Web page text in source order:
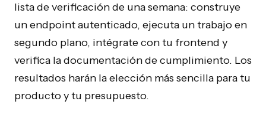
lista de verificación de una semana: construye
un endpoint autenticado, ejecuta un trabajo en
segundo plano, intégrate con tu frontend y
verifica la documentación de cumplimiento. Los
resultados harán la elección más sencilla para tu
producto y tu presupuesto.